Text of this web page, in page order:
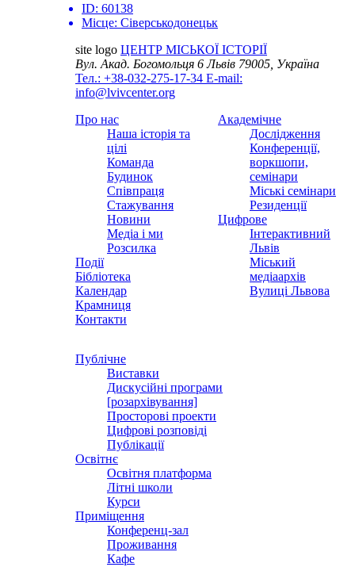
ID: 60138
Місце: Сіверськодонецьк
site logo ЦЕНТР МІСЬКОЇ ІСТОРІЇ
Вул. Акад. Богомольця 6Львів 79005, Україна
Тел.: +38-032-275-17-34 E-mail:
info@lvivcenter.org
Про нас
Наша історія та
цілі
Команда
Будинок
Співпраця
Стажування
Новини
Медіа і ми
Розсилка
Події
Бібліотека
Календар
Крамниця
Контакти
Академічне
Дослідження
Конференції,
воркшопи,
семінари
Міські семінари
Резиденції
Цифрове
Інтерактивний
Львів
Міський
медіаархів
Вулиці Львова
Публічне
Виставки
Дискусійні програми
[розархівування]
Просторові проекти
Цифрові розповіді
Публікації
Освітнє
Освітня платформа
Літні школи
Курси
Приміщення
Конференц-зал
Проживання
Кафе